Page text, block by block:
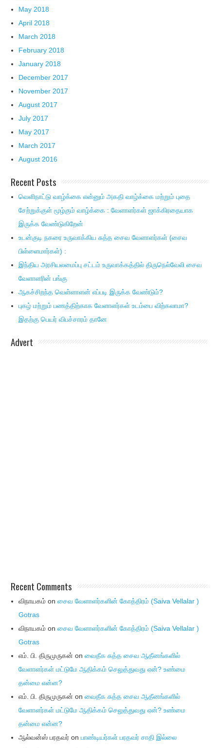
May 2018
April 2018
March 2018
February 2018
January 2018
December 2017
November 2017
August 2017
July 2017
May 2017
March 2017
August 2016
Recent Posts
வெளிநாட்டு வாழ்க்கை என்னும் அகதி வாழ்க்கை மற்றும் புதை
சேற்றுக்குள் மூழ்கும் வாழ்க்கை : வேளாளர்கள் ஜாக்கிரதையாக
இருக்க வேண்டுகிறேன்
உடன்குடி நகரை உருவாக்கிய சுத்த சைவ வேளாளர்கள் (சைவ
பிள்ளைமார்கள்) :
இந்திய அரசியலமைப்பு சட்டம் உருவாக்கத்தில் திருநெல்வேலி சைவ
வேளாளரின் பங்கு
ஆகச்சிறந்த வெள்ளாளன் எப்படி இருக்க வேண்டும்?
புகழ் மற்றும் பணத்திற்காக வேளாளர்கள் உடம்பை விற்கலாமா?
இதற்கு பெயர் விபச்சாரம் தானே
Advert
Recent Comments
விநாயகம் onசைவ வேளாளர்களின் கோத்திரம் (Saiva Vellalar )
Gotras
விநாயகம் onசைவ வேளாளர்களின் கோத்திரம் (Saiva Vellalar )
Gotras
எம். பி. திருமுருகன் onவைதீக சுத்த சைவ ஆதீனங்களில்
வேளாளர்கள் மட்டுமே ஆதிக்கம் செலுத்துவது ஏன்? உண்மை
தன்மை என்ன?
எம். பி. திருமுருகன் onவைதீக சுத்த சைவ ஆதீனங்களில்
வேளாளர்கள் மட்டுமே ஆதிக்கம் செலுத்துவது ஏன்? உண்மை
தன்மை என்ன?
ஆல்வன்ஸ் பரதவர் onபாண்டியர்கள் பரதவர் சாதி இல்லை